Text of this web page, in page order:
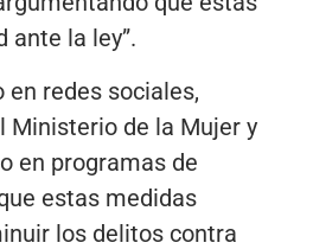
ante la ley”.
redes sociales,
Ministerio de la Mujer y
en programas de
estas medidas
los delitos contra